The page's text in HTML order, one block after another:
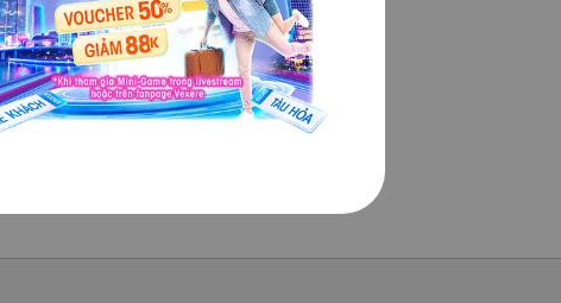
Nha Trang
Hoàng Mai đi Nha Trang
uy tín nhất